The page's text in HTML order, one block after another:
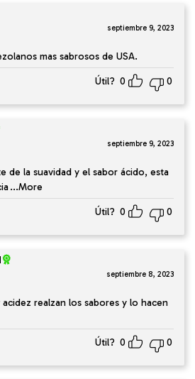
septiembre 9, 2023
mas sabrosos de USA.
Útil? 0 0
septiembre 9, 2023
de la suavidad y el sabor ácido, esta
...More
Útil? 0 0
septiembre 8, 2023
realzan los sabores y lo hacen
Útil? 0 0